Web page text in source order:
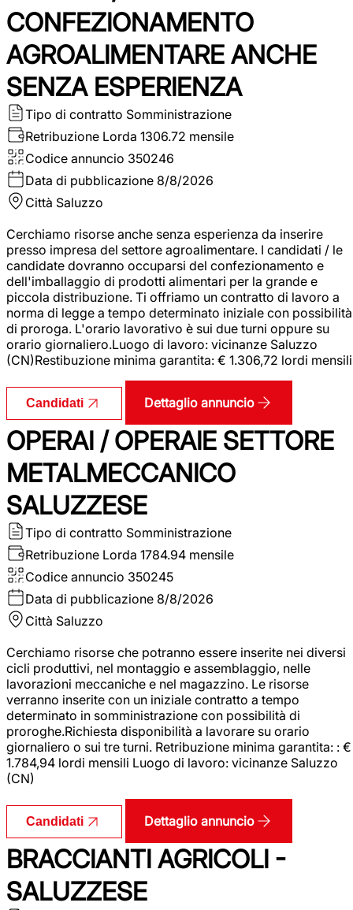
CONFEZIONAMENTO
AGROALIMENTARE ANCHE
SENZA ESPERIENZA
Tipo di contratto Somministrazione
Retribuzione Lorda 1306.72 mensile
Codice annuncio 350246
Data di pubblicazione 8/8/2026
Città Saluzzo
Cerchiamo risorse anche senza esperienza da inserire
presso impresa del settore agroalimentare. I candidati / le
candidate dovranno occuparsi del confezionamento e
dell'imballaggio di prodotti alimentari per la grande e
piccola distribuzione. Ti offriamo un contratto di lavoro a
norma di legge a tempo determinato iniziale con possibilità
di proroga. L'orario lavorativo è sui due turni oppure su
orario giornaliero.Luogo di lavoro: vicinanze Saluzzo
(CN)Restibuzione minima garantita: € 1.306,72 lordi mensili
Candidati Dettaglio annuncio
OPERAI / OPERAIE SETTORE
METALMECCANICO
SALUZZESE
Tipo di contratto Somministrazione
Retribuzione Lorda 1784.94 mensile
Codice annuncio 350245
Data di pubblicazione 8/8/2026
Città Saluzzo
Cerchiamo risorse che potranno essere inserite nei diversi
cicli produttivi, nel montaggio e assemblaggio, nelle
lavorazioni meccaniche e nel magazzino. Le risorse
verranno inserite con un iniziale contratto a tempo
determinato in somministrazione con possibilità di
proroghe.Richiesta disponibilità a lavorare su orario
giornaliero o sui tre turni. Retribuzione minima garantita: : €
1.784,94 lordi mensili Luogo di lavoro: vicinanze Saluzzo
(CN)
Candidati Dettaglio annuncio
BRACCIANTI AGRICOLI -
SALUZZESE